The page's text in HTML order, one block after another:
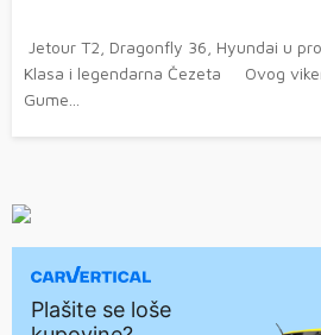
Jetour T2, Dragonfly 36, Hyundai u
Klasa i legendarna Čezeta Ovog
Gume...